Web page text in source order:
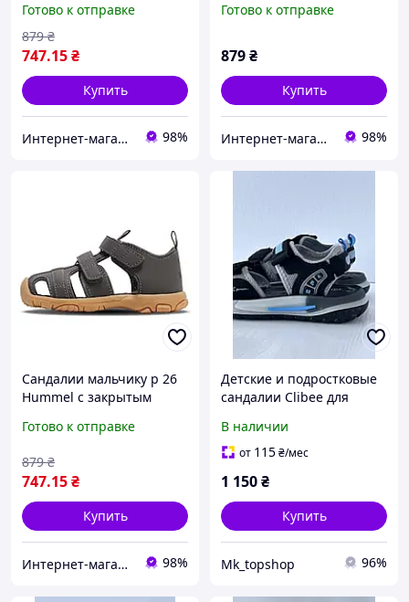
босножки на липучках
размер 26
Готово к отправке
747.15₴
879 ₴
Купить
Интернет-магазин брендовой обуви ShoesLike 98%
липучках
Готово к отправке
879₴
Купить
Интернет-магазин брендовой обуви ShoesLike 98%
Сандалии мальчику р 26
Hummel с закрытым
босножки на липучках
Готово к отправке
747.15₴
879 ₴
Купить
Интернет-магазин брендовой обуви ShoesLike 98%
Детские и подростковые
сандалии Clibee для
черные на весну-лето, 26
размер
В наличии
от 115₴/мес
1 150₴
Купить
Mk_topshop 96%